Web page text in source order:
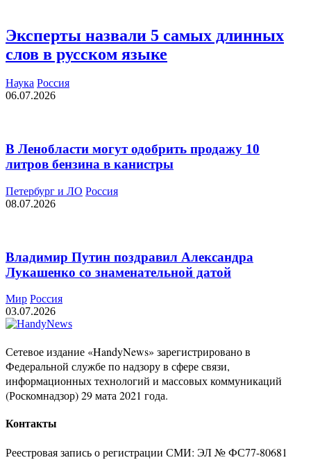
Эксперты назвали 5 самых длинных
слов в русском языке
Наука Россия
06.07.2026
В Ленобласти могут одобрить продажу 10
литров бензина в канистры
Петербург и ЛО Россия
08.07.2026
Владимир Путин поздравил Александра
Лукашенко со знаменательной датой
Мир Россия
03.07.2026
Сетевое издание «HandyNews» зарегистрировано в
Федеральной службе по надзору в сфере связи,
информационных технологий и массовых коммуникаций
(Роскомнадзор) 29 мата 2021 года.
Контакты
Реестровая запись о регистрации СМИ: ЭЛ № ФС77-80681